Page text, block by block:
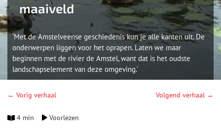
maaiveld
‘Met de Amstelveense geschiedenis kun je alle kanten uit. De
onderwerpen liggen voor het oprapen. Laten we maar
beginnen met de rivier de Amstel, want dat is het oudste
landschapselement van deze omgeving.’
← Vorig verhaal Volgend verhaal →
4 min Voorlezen